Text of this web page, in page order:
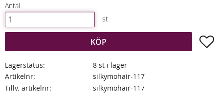
Antal
st
KÖP
Lagerstatus
8 st i lager
Artikelnr
silkymohair-117
Tillv. artikelnr
silkymohair-117